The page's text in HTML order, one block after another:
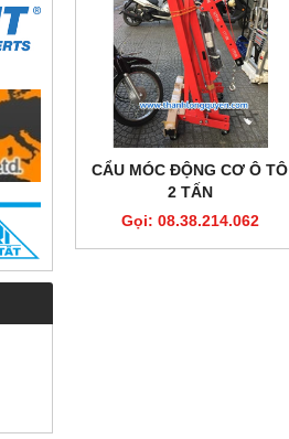
CẨU MÓC ĐỘNG CƠ Ô TÔ
2 TẤN
Gọi: 08.38.214.062